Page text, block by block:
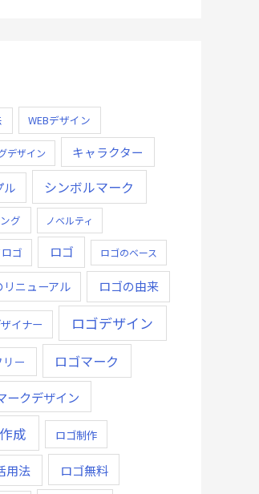
WEBデザイン
デザイン キャラクター
ル シンボルマーク
グ ノベルティ
ゴ ロゴ ロゴのベース
リニューアル ロゴの由来
イナー ロゴデザイン
ー ロゴマーク
ークデザイン
成 ロゴ制作
用法 ロゴ無料